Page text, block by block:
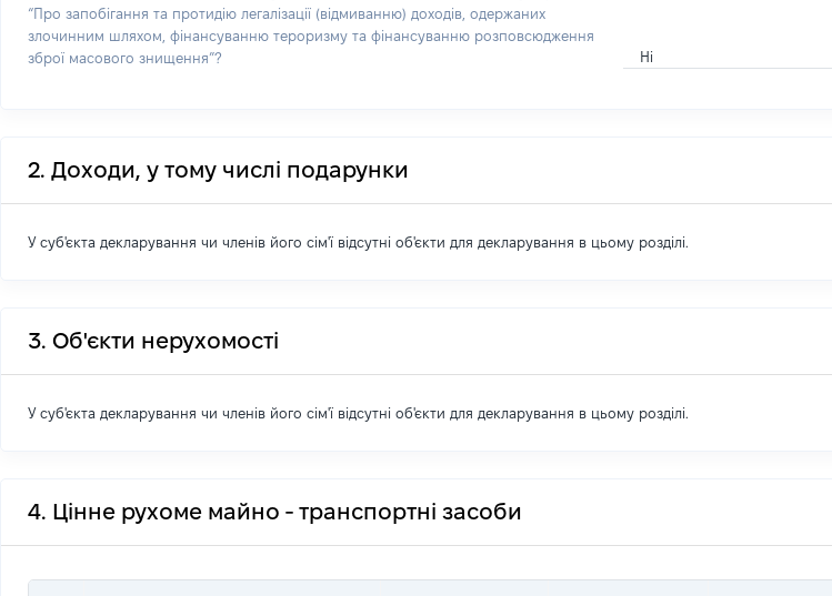
“Про запобігання та протидію легалізації (відмиванню) доходів, одержаних
злочинним шляхом, фінансуванню тероризму та фінансуванню розповсюдження
зброї масового знищення”?
Ні
2. Доходи, у тому числі подарунки
У суб'єкта декларування чи членів його сім'ї відсутні об'єкти для декларування в цьому розділі.
3. Об'єкти нерухомості
У суб'єкта декларування чи членів його сім'ї відсутні об'єкти для декларування в цьому розділі.
4. Цінне рухоме майно - транспортні засоби